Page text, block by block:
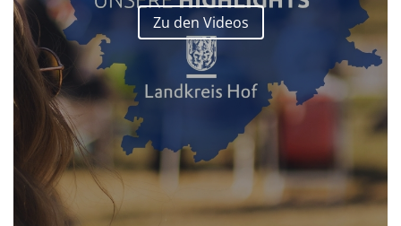
Wiesenfeste sind anerkannt
Zu den Videos